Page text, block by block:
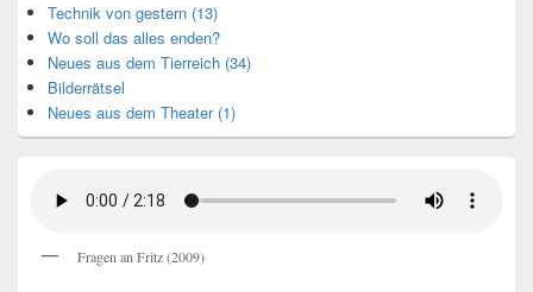
Technik von gestern (13)
Wo soll das alles enden?
Neues aus dem Tierreich (34)
Bilderrätsel
Neues aus dem Theater (1)
Fragen an Fritz (2009)